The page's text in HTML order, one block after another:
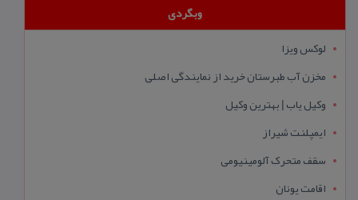
وبگردی
لوکس ویزا
مخزن آب طبرستان خرید از نمایندگی اصلی
وکیل یاب | بهترین وکیل
ایمپلنت شیراز
سقف متحرک آلومینیومی
اقامت یونان